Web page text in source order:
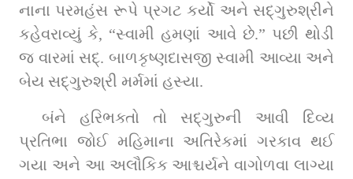
નાના પરમહંસ રૂપે પ્રગટ કર્યો અને સદ્‌ગુરુશ્રીને
કહેવરાવ્યું કે, “સ્વામી હમણાં આવે છે.” પછી થોડી
જ વારમાં સદ્‌. બાળકૃષ્ણદાસજી સ્વામી આવ્યા અને
બેય સદ્‌ગુરુશ્રી મર્મમાં હસ્યા.
બંને હરિભક્તો તો સદ્‌ગુરુની આવી દિવ્ય
પ્રતિભા જોઈ મહિમાના અતિરેકમાં ગરકાવ થઈ
ગયા અને આ અલૌકિક આશ્ચર્યને વાગોળવા લાગ્યા